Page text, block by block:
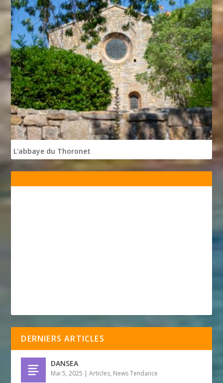
L'abbaye du Thoronet
DERNIERS ARTICLES
DANSEA
Mai 5, 2025 |Articles, News Tendance